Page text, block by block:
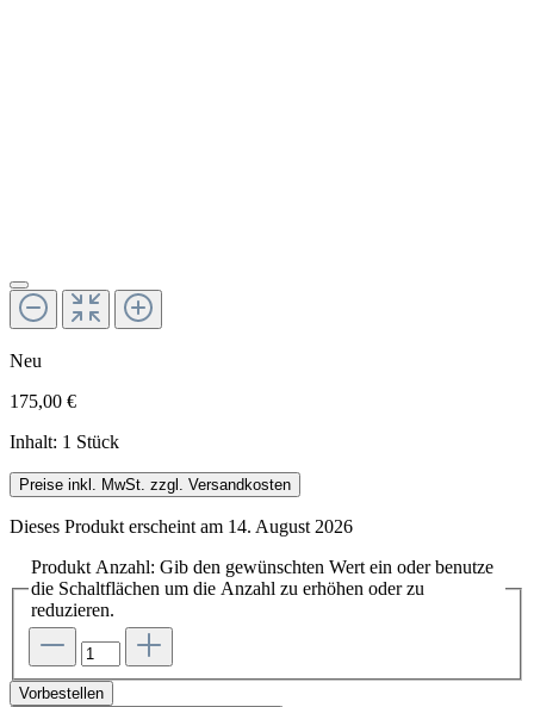
Neu
175,00 €
Inhalt: 1 Stück
Preise inkl. MwSt. zzgl. Versandkosten
Dieses Produkt erscheint am 14. August 2026
Produkt Anzahl: Gib den gewünschten Wert ein oder benutze
die Schaltflächen um die Anzahl zu erhöhen oder zu
reduzieren.
Vorbestellen